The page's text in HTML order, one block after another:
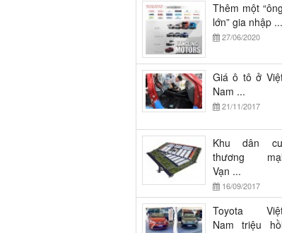
Thêm một “ông
lớn” gia nhập ...
27/06/2020
Giá ô tô ở
Nam ...
21/11/2017
Khu dân
thương
Vạn ...
16/09/2017
Toyota
Nam triệu